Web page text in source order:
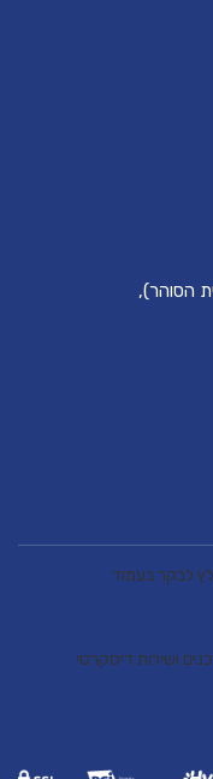
לבקר בעמוד
ושירות דיסקרטי